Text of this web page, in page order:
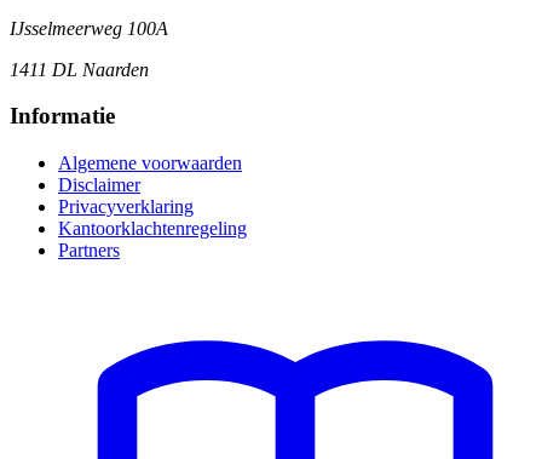
IJsselmeerweg 100A
1411 DL Naarden
Informatie
Algemene voorwaarden
Disclaimer
Privacyverklaring
Kantoorklachtenregeling
Partners